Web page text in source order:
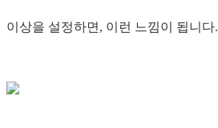
이상을 설정하면, 이런 느낌이 됩니다.